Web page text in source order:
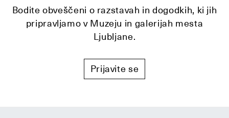
Bodite obveščeni o razstavah in dogodkih, ki jih
pripravljamo v Muzeju in galerijah mesta
Ljubljane.
Prijavite se